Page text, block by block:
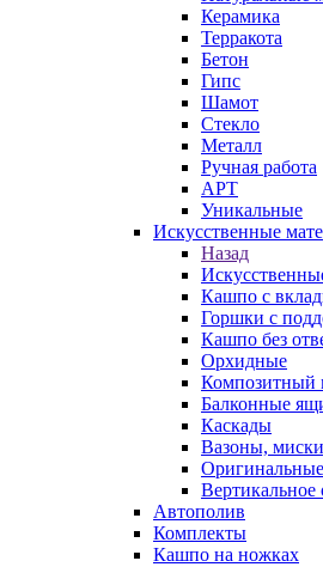
Керамика
Терракота
Бетон
Гипс
Шамот
Стекло
Металл
Ручная работа
АРТ
Уникальные
Искусственные
Назад
Кашпо с
Горшки с
Кашпо без
Орхидные
Композитный
Балконные
Каскады
Вазоны,
Оригинальные
Вертикальное
Автополив
Комплекты
Кашпо на ножках